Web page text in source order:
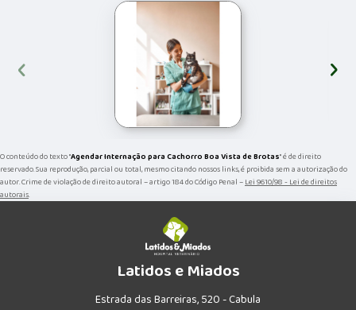
‹ ›
O conteúdo do texto "Agendar Internação para Cachorro Boa Vista de Brotas" é de direito
reservado. Sua reprodução, parcial ou total, mesmo citando nossos links, é proibida sem a autorização do
autor. Crime de violação de direito autoral – artigo 184 do Código Penal –Lei 9610/98 - Lei de direitos
autorais.
Latidos e Miados
Estrada das Barreiras, 520 - Cabula